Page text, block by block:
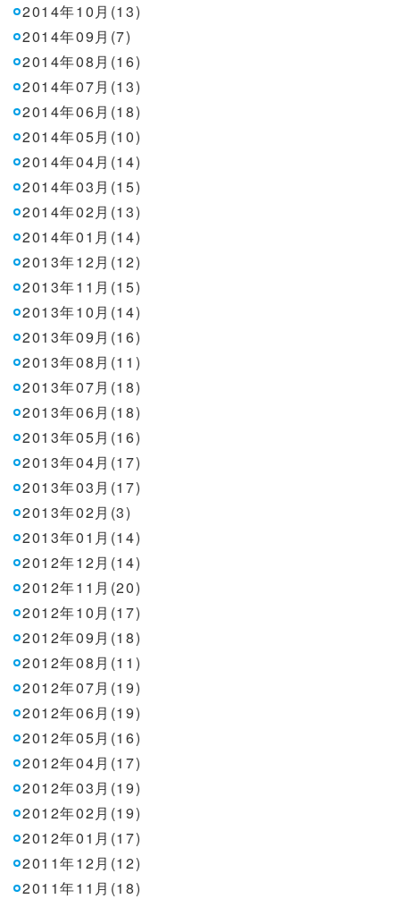
2014年10月(13)
2014年09月(7)
2014年08月(16)
2014年07月(13)
2014年06月(18)
2014年05月(10)
2014年04月(14)
2014年03月(15)
2014年02月(13)
2014年01月(14)
2013年12月(12)
2013年11月(15)
2013年10月(14)
2013年09月(16)
2013年08月(11)
2013年07月(18)
2013年06月(18)
2013年05月(16)
2013年04月(17)
2013年03月(17)
2013年02月(3)
2013年01月(14)
2012年12月(14)
2012年11月(20)
2012年10月(17)
2012年09月(18)
2012年08月(11)
2012年07月(19)
2012年06月(19)
2012年05月(16)
2012年04月(17)
2012年03月(19)
2012年02月(19)
2012年01月(17)
2011年12月(12)
2011年11月(18)